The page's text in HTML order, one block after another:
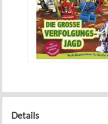
Details